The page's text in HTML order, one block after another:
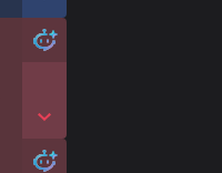
Show More Detail Games
Show More Detail Games